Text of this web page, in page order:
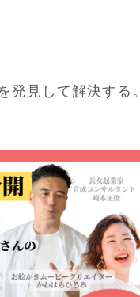
発見して解決する。